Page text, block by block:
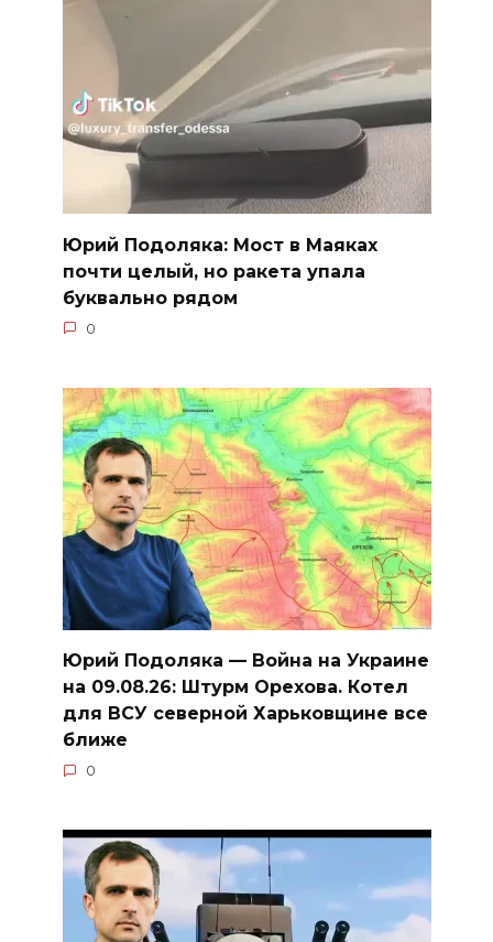
Юрий Подоляка: Мост в Маяках
почти целый, но ракета упала
буквально рядом
0
Юрий Подоляка — Война на Украине
на 09.08.26: Штурм Орехова. Котел
для ВСУ северной Харьковщине все
ближе
0